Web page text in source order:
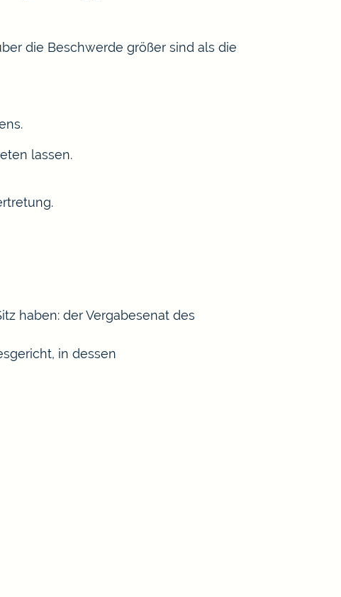
die Beschwerde größer sind als die
lassen.
haben: der Vergabesenat des
in dessen